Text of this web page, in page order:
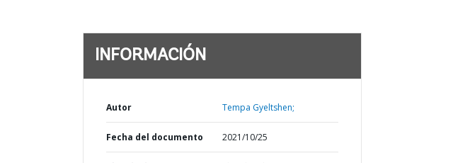
INFORMACIÓN
Autor Tempa Gyeltshen;
Fecha del documento 2021/10/25